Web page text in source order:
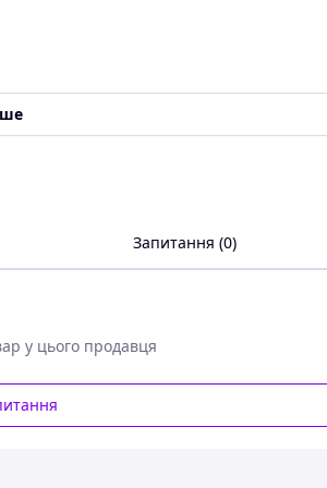
Запитання (0)
у цього продавця